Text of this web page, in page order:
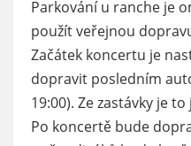
Parkování u ranche je
použít veřejnou
Začátek koncertu je
dopravit posledním
19:00). Ze zastávky je
Po koncertě bude